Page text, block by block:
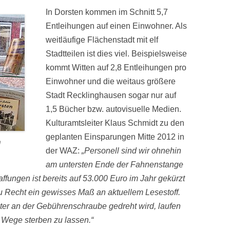
In Dorsten kommen im Schnitt 5,7
Entleihungen auf einen Einwohner. Als
weitläufige Flächenstadt mit elf
Stadtteilen ist dies viel. Beispielsweise
kommt Witten auf 2,8 Entleihungen pro
Einwohner und die weitaus größere
Stadt Recklinghausen sogar nur auf
1,5 Bücher bzw. autovisuelle Medien.
Kulturamtsleiter Klaus Schmidt zu den
geplanten Einsparungen Mitte 2012 in
der WAZ:„Personell sind wir ohnehin
am untersten Ende der Fahnenstange
ist bereits auf 53.000 Euro im Jahr gekürzt
ein gewisses Maß an aktuellem Lesestoff.
an der Gebührenschraube gedreht wird, laufen
sterben zu lassen.“